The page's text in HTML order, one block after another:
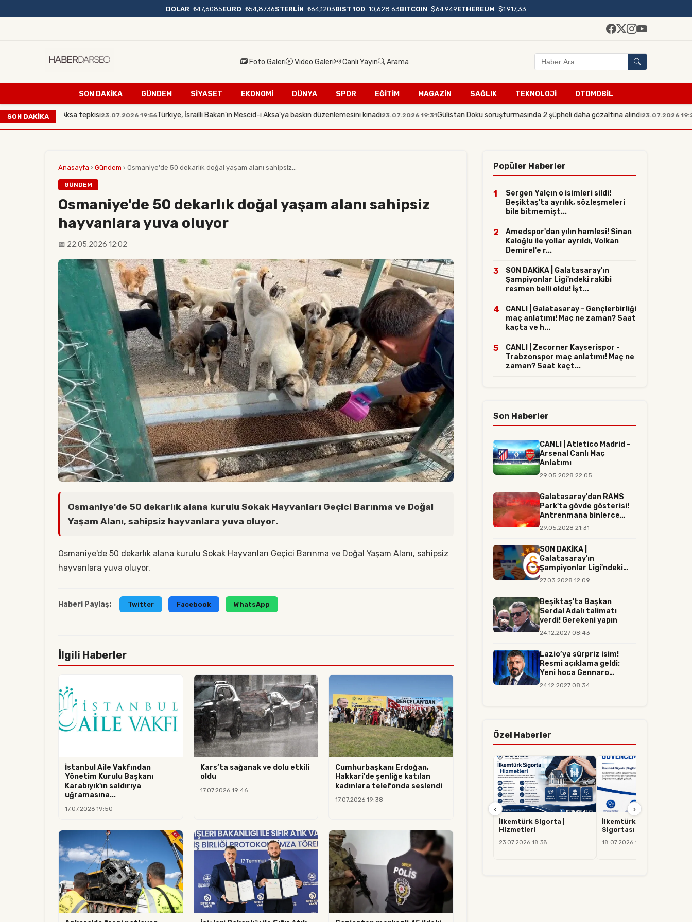
DOLAR ₺47,6085EURO ₺54,8736STERLİN ₺64,1203BIST 100 10,628.63BITCOIN $64.949ETHEREUM $1.917,33
Foto Galeri Video Galeri Canlı Yayın Arama
SON DAKIKA GÜNDEM SİYASET EKONOMİ DÜNYA SPOR EĞİTİM MAGAZİN SAĞLIK TEKNOLOJİ OTOMOBİL
SON DAKİKA
Mescidi Aksa tepkisi23.07.2026 19:56Türkiye, İsrailli Bakan'ın Mescid-i Aksa'ya baskın düzenlemesini kınadı23.07.2026 19:31Gülistan Doku soruşturmasında 2 şüpheli daha gözaltına alındı23.07.2026 19:21
Anasayfa › Gündem › Osmaniye'de 50 dekarlık doğal yaşam alanı sahipsiz...
GÜNDEM
Osmaniye'de 50 dekarlık doğal yaşam alanı sahipsiz
hayvanlara yuva oluyor
📅 22.05.2026 12:02
Osmaniye'de 50 dekarlık alana kurulu Sokak Hayvanları Geçici Barınma ve Doğal
Yaşam Alanı, sahipsiz hayvanlara yuva oluyor.
Osmaniye'de 50 dekarlık alana kurulu Sokak Hayvanları Geçici Barınma ve Doğal Yaşam Alanı, sahipsiz
hayvanlara yuva oluyor.
Haberi Paylaş: Twitter Facebook WhatsApp
İlgili Haberler
İstanbul Aile Vakfından
Yönetim Kurulu Başkanı
Karabıyık'ın saldırıya
uğramasına...
17.07.2026 19:50
Kars’ta sağanak ve dolu etkili
oldu
17.07.2026 19:46
Cumhurbaşkanı Erdoğan,
Hakkari'de şenliğe katılan
kadınlara telefonda seslendi
17.07.2026 19:38
Popüler Haberler
1
Sergen Yalçın o isimleri sildi!
Beşiktaş'ta ayrılık, sözleşmeleri
bile bitmemişt...
2
Amedspor'dan yılın hamlesi! Sinan
Kaloğlu ile yollar ayrıldı, Volkan
Demirel'e r...
3
SON DAKİKA | Galatasaray'ın
Şampiyonlar Ligi'ndeki rakibi
resmen belli oldu! İşt...
4
CANLI | Galatasaray - Gençlerbirliği
maç anlatımı! Maç ne zaman? Saat
kaçta ve h...
5
CANLI | Zecorner Kayserispor -
Trabzonspor maç anlatımı! Maç ne
zaman? Saat kaçt...
Son Haberler
CANLI | Atletico Madrid -
Arsenal Canlı Maç
Anlatımı
29.05.2028 22:05
Galatasaray'dan RAMS
Park'ta gövde gösterisi!
Antrenmana binlerce
tara...
29.05.2028 21:31
SON DAKİKA |
Galatasaray'ın
Şampiyonlar Ligi'ndeki
rakibi resmen belli...
27.03.2028 12:09
Beşiktaş'ta Başkan
Serdal Adalı talimatı
verdi! Gerekeni yapın
24.12.2027 08:43
Lazio’ya sürpriz isim!
Resmi açıklama geldi:
Yeni hoca Gennaro
Gattuso...
24.12.2027 08:34
Özel Haberler
İlkemtürk Sigorta |
Hizmetleri
23.07.2026 18:38
İlkemtürk Sigorta | Sağlık
Sigortası
18.07.2026 14:37
‹ ›